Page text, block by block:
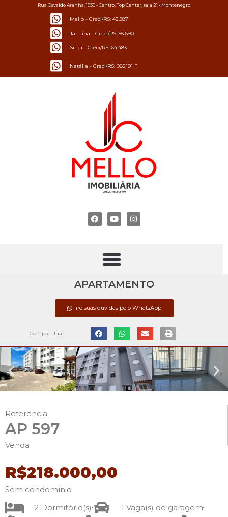
Rua Osvaldo Aranha, 1930 - Centro, Top Center, sala 21 - Montenegro
Mello - Creci/RS: 42.587
Janaina - Creci/RS: 55.690
Sirlei - Creci/RS: 64.483
Natália - Creci/RS: 082191 F
APARTAMENTO
Tire suas dúvidas pelo WhatsApp
Compartilhar
Referência
AP 597
Venda
R$218.000,00
Sem condomínio
2 Dormitório(s)
1 Vaga(s) de garagem